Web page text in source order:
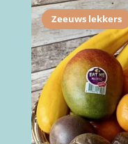
Zeeuws lekkers